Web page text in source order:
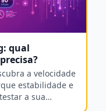
qual
a velocidade
estabilidade e
a sua